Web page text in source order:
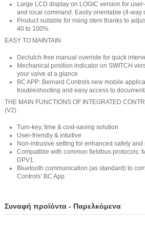
Large LCD display on LOGIC version for
and local command. Easily orientable (4-way
Product suitable for rising stem thanks to
40 to 100%
EASY TO MAINTAIN
Declutch-free manual override for quick
Mechanical position indicator on SWITCH
your valve at a glance
BC APP: Bernard Controls new mobile
troubleshooting and easy access to
THE MAIN FUNCTIONS OF INTEGRATED
(V2)
Turn-key, time & cost-saving solution
User-friendly & intuitive
Non-intrusive setting for enhanced safety
Compatible with common fieldbus protocols:
DPV1.
Bluetooth communication (as standard) to
Controls’ BC App
Συναφή προϊόντα - Παρελκόμενα